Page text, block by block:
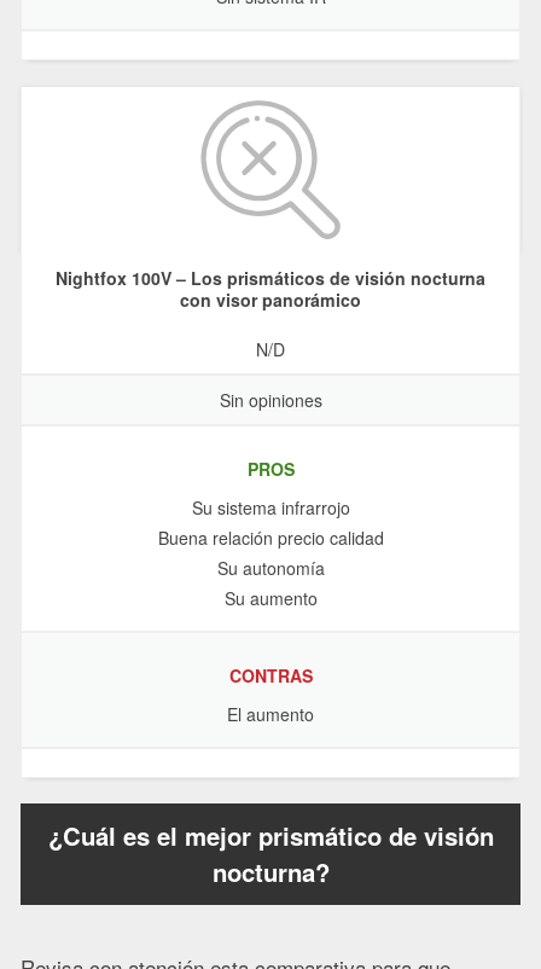
Nightfox 100V – Los prismáticos de visión nocturna
con visor panorámico
N/D
Sin opiniones
PROS
Su sistema infrarrojo
Buena relación precio calidad
Su autonomía
Su aumento
CONTRAS
El aumento
¿Cuál es el mejor prismático de visión
nocturna?